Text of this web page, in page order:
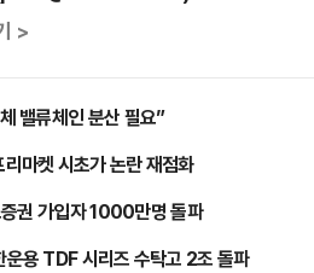
>
밸류체인 분산 필요”
마켓 시초가 논란 재점화
권 가입자 1000만명 돌파
용 TDF 시리즈 수탁고 2조 돌파